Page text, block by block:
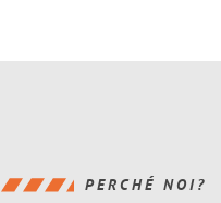
PERCHÉ NOI?